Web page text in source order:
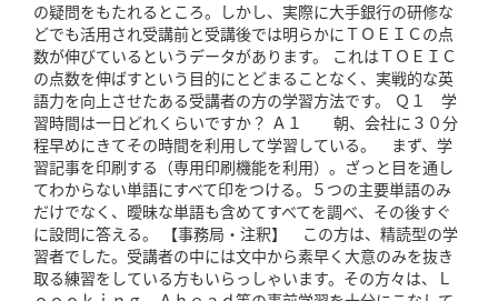
の疑問をもたれるところ。しかし、実際に大手銀行の研修な
どでも活用され受講前と受講後では明らかにＴＯＥＩＣの点
数が伸びているというデータがあります。 これはＴＯＥＩＣ
の点数を伸ばすという目的にとどまることなく、実戦的な英
語力を向上させたある受講者の方の学習方法です。 Ｑ１ 学
習時間は一日どれくらいですか？ Ａ１ 朝、会社に３０分
程早めにきてその時間を利用して学習している。 まず、学
習記事を印刷する（専用印刷機能を利用）。ざっと目を通し
てわからない単語にすべて印をつける。５つの主要単語のみ
だけでなく、曖昧な単語も含めてすべてを調べ、その後すぐ
に設問に答える。 【事務局・注釈】 この方は、精読型の学
習者でした。受講者の中には文中から素早く大意のみを抜き
取る練習をしている方もいらっしゃいます。その方々は、Ｌ